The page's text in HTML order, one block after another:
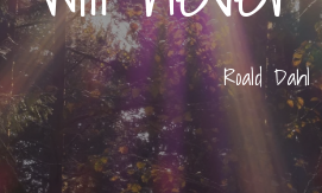
Roald Dahl